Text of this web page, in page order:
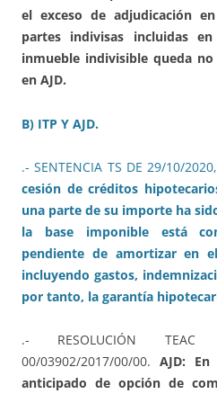
el exceso de adjudicación
partes indivisas incluidas
inmueble indivisible queda
en AJD.
B) ITP Y AJD.
.- SENTENCIA TS DE 29/10/
cesión de créditos
una parte de su importe ha
la base imponible está
pendiente de amortizar en
incluyendo gastos,
por tanto, la garantía
.- RESOLUCIÓN
00/03902/2017/00/00. AJD:
anticipado de opción de